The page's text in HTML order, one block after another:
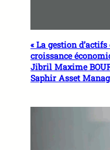
« La gestion
croissance
Jibril Maxime
Saphir Asset